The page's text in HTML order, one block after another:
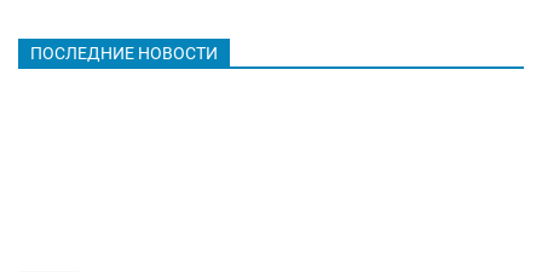
ПОСЛЕДНИЕ НОВОСТИ